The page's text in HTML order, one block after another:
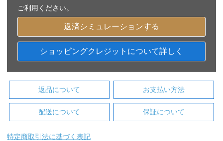
ご利用ください。
返済シミュレーションする
ショッピングクレジットについて詳しく
返品について お支払い方法
配送について 保証について
特定商取引法に基づく表記